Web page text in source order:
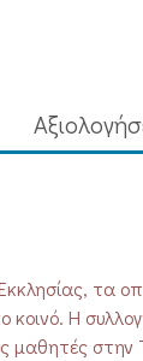
τα
κοινό. Η
στην